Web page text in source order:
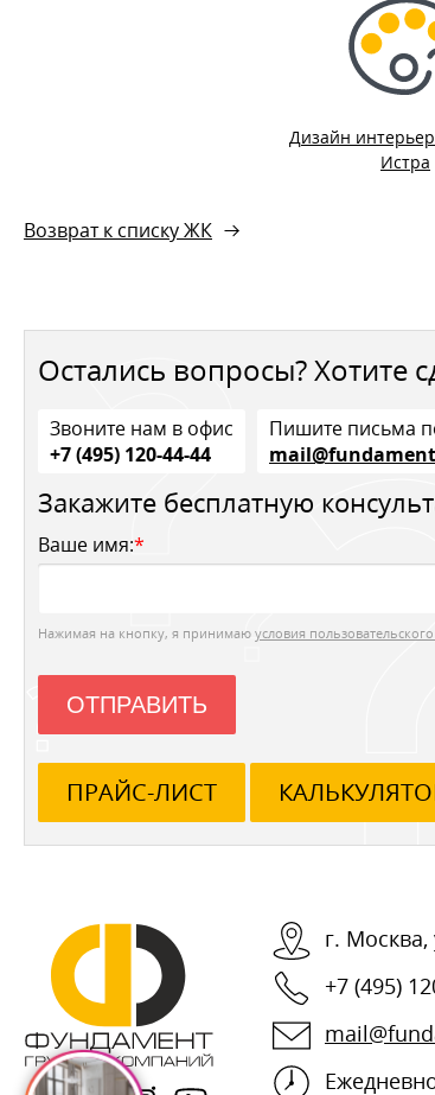
Дизайн
Истра
Возврат к списку ЖК
Остались вопросы? Хотите
Звоните нам в офис
+7 (495) 120-44-44
Пишите письма
Закажите бесплатную
Ваше имя:*
Нажимая на кнопку, я принимаю условия
ОТПРАВИТЬ
ПРАЙС-ЛИСТ
г. Москва,
+7 (495)